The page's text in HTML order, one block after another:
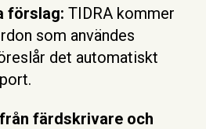
förslag: TIDRA kommer
som användes
det automatiskt
färdskrivare och